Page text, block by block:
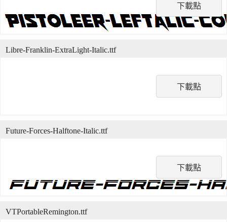
下載點
下載點
Libre-Franklin-ExtraLight-Italic.ttf
下載點
Future-Forces-Halftone-Italic.ttf
VTPortableRemington.ttf